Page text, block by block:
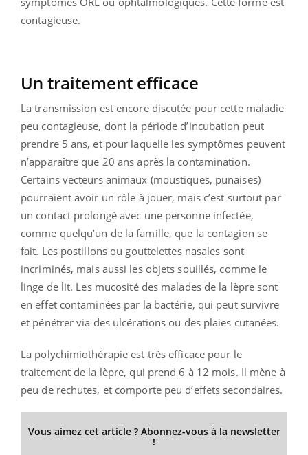
contagieuse.
Un traitement efficace
La transmission est encore discutée pour cette maladie
peu contagieuse, dont la période d’incubation peut
prendre 5 ans, et pour laquelle les symptômes peuvent
n’apparaître que 20 ans après la contamination.
Certains vecteurs animaux (moustiques, punaises)
pourraient avoir un rôle à jouer, mais c’est surtout par
un contact prolongé avec une personne infectée,
comme quelqu’un de la famille, que la contagion se
fait. Les postillons ou gouttelettes nasales sont
incriminés, mais aussi les objets souillés, comme le
linge de lit. Les mucosité des malades de la lèpre sont
en effet contaminées par la bactérie, qui peut survivre
et pénétrer via des ulcérations ou des plaies cutanées.
La polychimiothérapie est très efficace pour le
traitement de la lèpre, qui prend 6 à 12 mois. Il mène à
peu de rechutes, et comporte peu d’effets secondaires.
Vous aimez cet article ? Abonnez-vous à la newsletter
!